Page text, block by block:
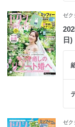
ゼク
日)
ゼク